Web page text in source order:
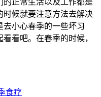
时候就要注意方法去解决
去小心春季的一些坏习
看吧。在春季的时候，
食疗